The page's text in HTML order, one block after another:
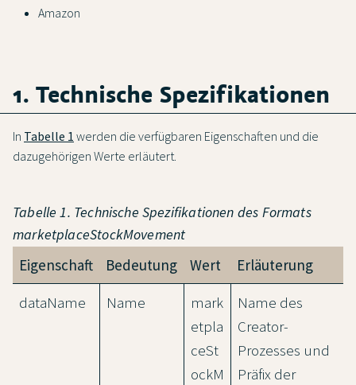
Amazon
1. Technische Spezifikationen
In Tabelle 1 werden die verfügbaren Eigenschaften und die
dazugehörigen Werte erläutert.
Tabelle 1. Technische Spezifikationen des Formats
marketplaceStockMovement
Eigenschaft Bedeutung Wert
Erläuterung
dataName
Name
mark
etpla
ceSt
ockM
Name des
Creator-
Prozesses und
Präfix der